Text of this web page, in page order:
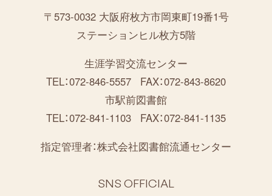
〒573-0032 大阪府枚方市岡東町19番1号
ステーションヒル枚方5階
生涯学習交流センター
TEL：072-846-5557
FAX：072-843-8620
市駅前図書館
TEL：072-841-1103
FAX：072-841-1135
指定管理者：株式会社図書館流通センター
SNS OFFICIAL